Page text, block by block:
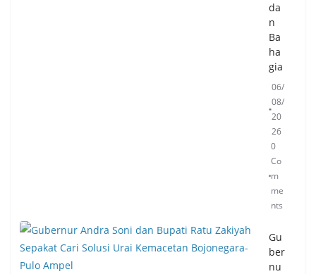
da
n
Ba
ha
gia
06/
08/
20
26
0
Co
m
me
nts
Gu
ber
nu